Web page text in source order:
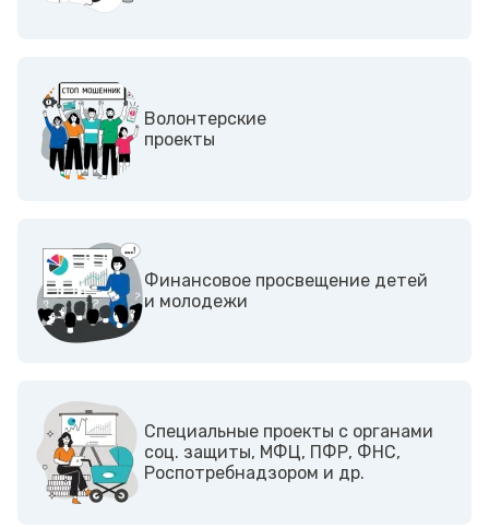
Волонтерские
проекты
Финансовое просвещение детей
и молодежи
Cпециальные проекты с органами
соц. защиты, МФЦ, ПФР, ФНС,
Роспотребнадзором и др.